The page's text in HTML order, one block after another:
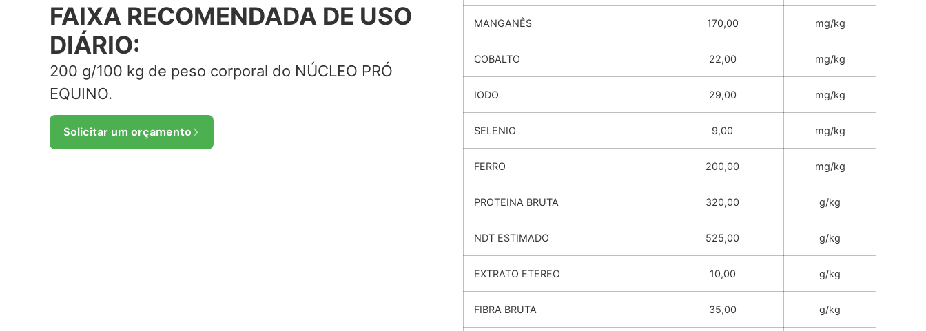
FAIXA RECOMENDADA DE USO
DIÁRIO:
200 g/100 kg de peso corporal do NÚCLEO PRÓ
EQUINO.
Solicitar um orçamento
MANGANÊS 170,00 mg/kg
COBALTO 22,00 mg/kg
IODO 29,00 mg/kg
SELENIO 9,00 mg/kg
FERRO 200,00 mg/kg
PROTEINA BRUTA 320,00 g/kg
NDT ESTIMADO 525,00 g/kg
EXTRATO ETEREO 10,00 g/kg
FIBRA BRUTA 35,00 g/kg